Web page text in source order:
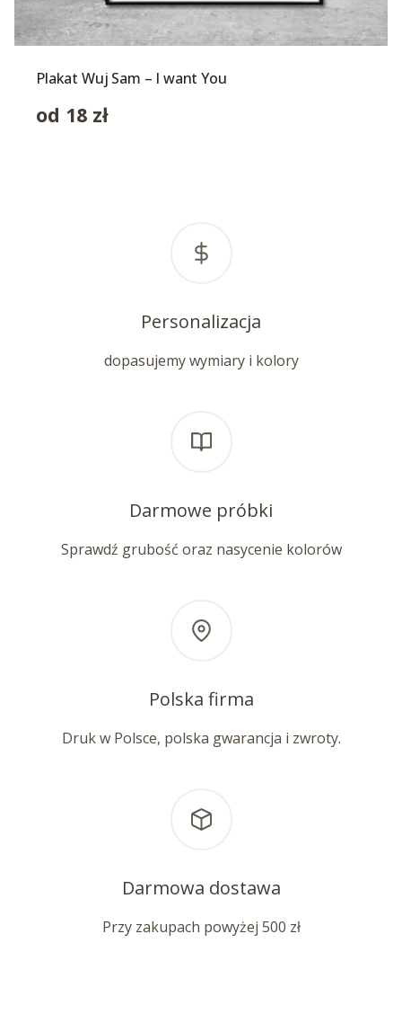
Plakat Wuj Sam – I want You
od 18 zł
Personalizacja
dopasujemy wymiary i kolory
Darmowe próbki
Sprawdź grubość oraz nasycenie kolorów
Polska firma
Druk w Polsce, polska gwarancja i zwroty.
Darmowa dostawa
Przy zakupach powyżej 500 zł